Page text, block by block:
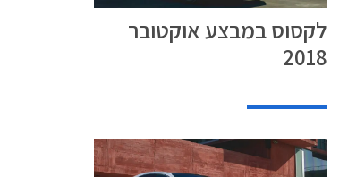
לקסוס במבצע אוקטובר
2018